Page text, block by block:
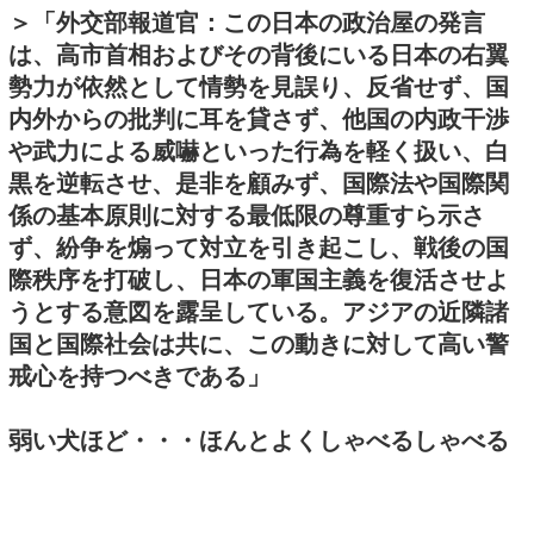
＞「外交部報道官：この日本の政治屋の発言
は、高市首相およびその背後にいる日本の右翼
勢力が依然として情勢を見誤り、反省せず、国
内外からの批判に耳を貸さず、他国の内政干渉
や武力による威嚇といった行為を軽く扱い、白
黒を逆転させ、是非を顧みず、国際法や国際関
係の基本原則に対する最低限の尊重すら示さ
ず、紛争を煽って対立を引き起こし、戦後の国
際秩序を打破し、日本の軍国主義を復活させよ
うとする意図を露呈している。アジアの近隣諸
国と国際社会は共に、この動きに対して高い警
戒心を持つべきである」
弱い犬ほど・・・ほんとよくしゃべるしゃべる